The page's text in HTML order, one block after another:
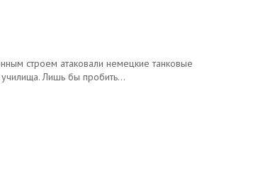
строем атаковали немецкие танковые
училища. Лишь бы пробить…